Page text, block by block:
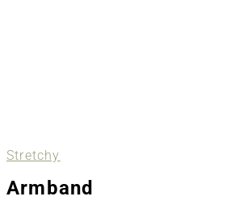
Stretchy
Armband